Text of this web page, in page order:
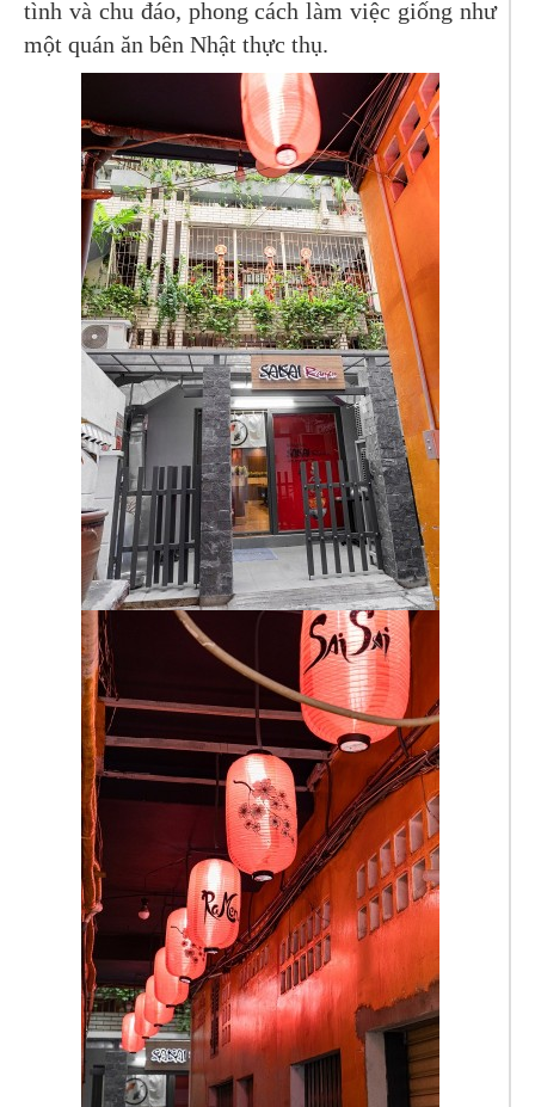
tình và chu đáo, phong cách làm việc giống như
một quán ăn bên Nhật thực thụ.